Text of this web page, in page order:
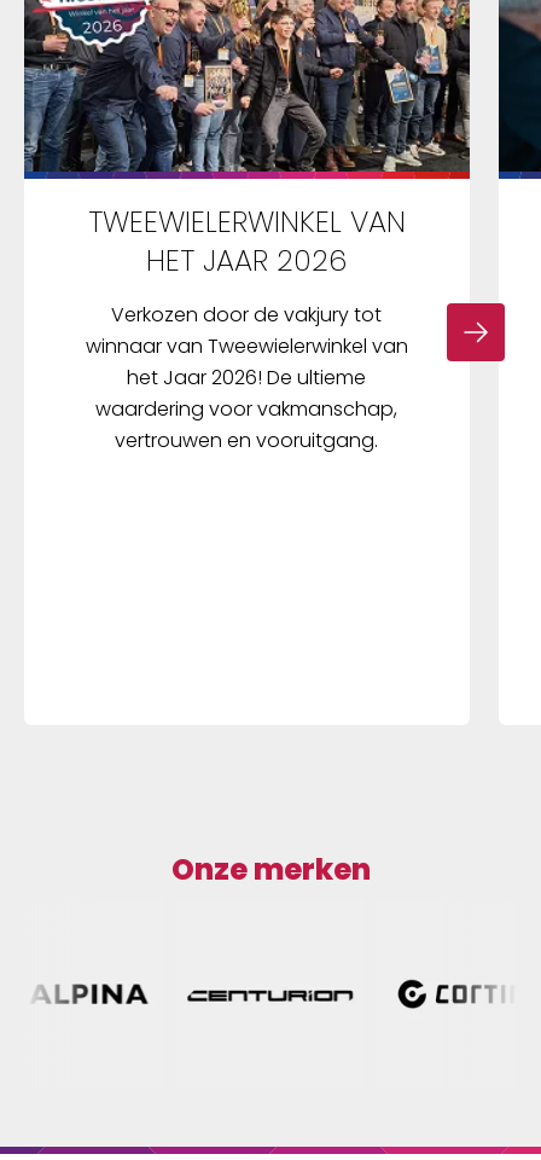
TWEEWIELERWINKEL VAN
HET JAAR 2026
Verkozen door de vakjury tot
winnaar van Tweewielerwinkel van
het Jaar 2026! De ultieme
waardering voor vakmanschap,
vertrouwen en vooruitgang.
Onze merken